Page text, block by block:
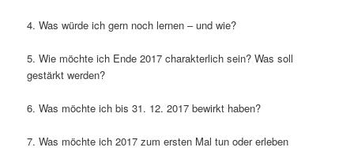
4. Was würde ich gern noch lernen – und wie?
5. Wie möchte ich Ende 2017 charakterlich sein? Was soll
gestärkt werden?
6. Was möchte ich bis 31. 12. 2017 bewirkt haben?
7. Was möchte ich 2017 zum ersten Mal tun oder erleben